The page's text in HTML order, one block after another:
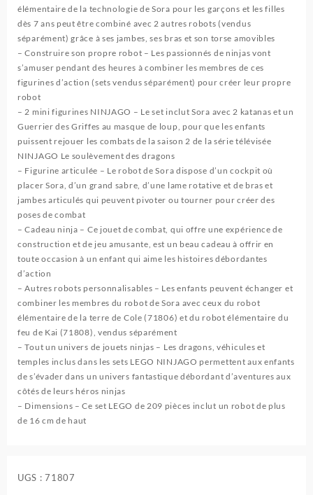
élémentaire de la technologie de Sora pour les garçons et les filles
dès 7 ans peut être combiné avec 2 autres robots (vendus
séparément) grâce à ses jambes, ses bras et son torse amovibles
– Construire son propre robot – Les passionnés de ninjas vont
s’amuser pendant des heures à combiner les membres de ces
figurines d’action (sets vendus séparément) pour créer leur propre
robot
– 2 mini figurines NINJAGO – Le set inclut Sora avec 2 katanas et un
Guerrier des Griffes au masque de loup, pour que les enfants
puissent rejouer les combats de la saison 2 de la série télévisée
NINJAGO Le soulèvement des dragons
– Figurine articulée – Le robot de Sora dispose d’un cockpit où
placer Sora, d’un grand sabre, d’une lame rotative et de bras et
jambes articulés qui peuvent pivoter ou tourner pour créer des
poses de combat
– Cadeau ninja – Ce jouet de combat, qui offre une expérience de
construction et de jeu amusante, est un beau cadeau à offrir en
toute occasion à un enfant qui aime les histoires débordantes
d’action
– Autres robots personnalisables – Les enfants peuvent échanger et
combiner les membres du robot de Sora avec ceux du robot
élémentaire de la terre de Cole (71806) et du robot élémentaire du
feu de Kai (71808), vendus séparément
– Tout un univers de jouets ninjas – Les dragons, véhicules et
temples inclus dans les sets LEGO NINJAGO permettent aux enfants
de s’évader dans un univers fantastique débordant d’aventures aux
côtés de leurs héros ninjas
– Dimensions – Ce set LEGO de 209 pièces inclut un robot de plus
de 16 cm de haut
UGS :71807